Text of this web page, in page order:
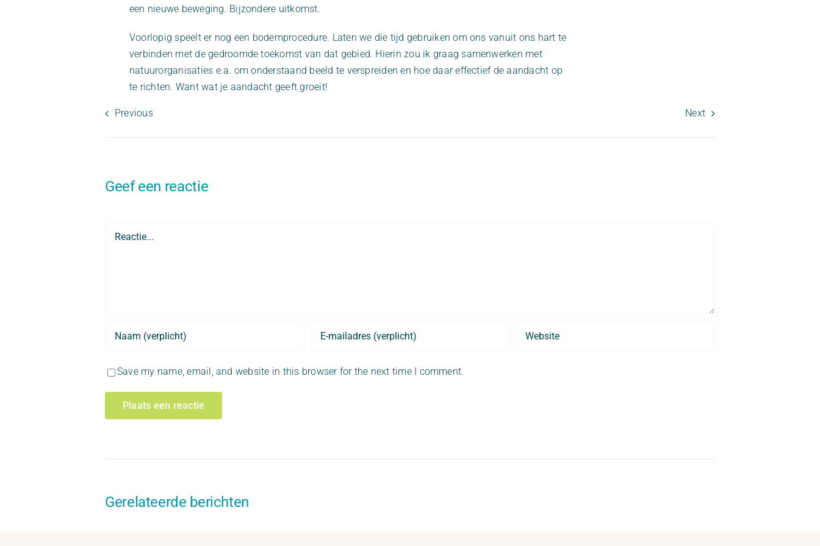
een nieuwe beweging. Bijzondere uitkomst.
Voorlopig speelt er nog een bodemprocedure. Laten we die tijd gebruiken om ons vanuit ons hart te
verbinden met de gedroomde toekomst van dat gebied. Hierin zou ik graag samenwerken met
natuurorganisaties e.a. om onderstaand beeld te verspreiden en hoe daar effectief de aandacht op
te richten. Want wat je aandacht geeft groeit!
Previous Next
Geef een reactie
Comment
Save my name, email, and website in this browser for the next time I comment.
Gerelateerde berichten